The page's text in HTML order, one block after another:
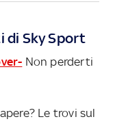
di Sky Sport
Non perderti
Le trovi sul